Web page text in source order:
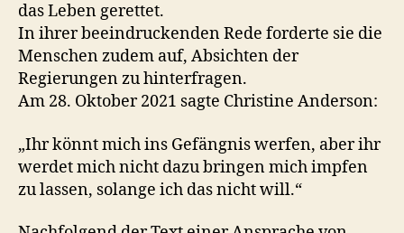
das Leben gerettet.
In ihrer beeindruckenden Rede forderte sie die
Menschen zudem auf, Absichten der
Regierungen zu hinterfragen.
Am 28. Oktober 2021 sagte Christine Anderson:
„Ihr könnt mich ins Gefängnis werfen, aber ihr
werdet mich nicht dazu bringen mich impfen
zu lassen, solange ich das nicht will.“